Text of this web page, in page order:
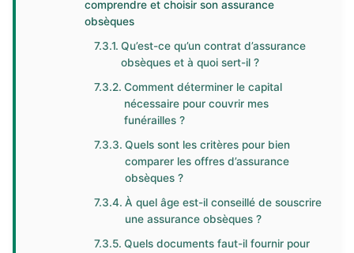
comprendre et choisir son assurance
obsèques
Qu’est-ce qu’un contrat d’assurance
obsèques et à quoi sert-il ?
Comment déterminer le capital
nécessaire pour couvrir mes
funérailles ?
Quels sont les critères pour bien
comparer les offres d’assurance
obsèques ?
À quel âge est-il conseillé de souscrire
une assurance obsèques ?
Quels documents faut-il fournir pour